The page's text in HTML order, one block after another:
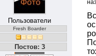
Пользователи
Fresh Boarder
Постов: 3